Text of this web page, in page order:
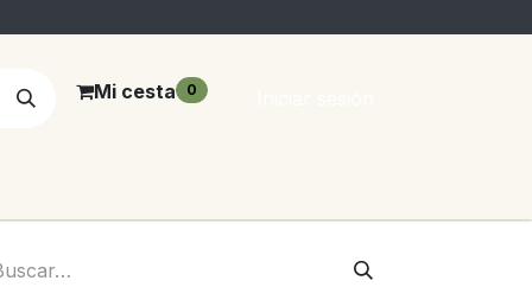
Mi cesta 0